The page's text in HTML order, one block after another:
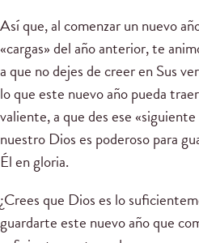
Así que, al comenzar un nuevo
«cargas» del año anterior, te
a que no dejes de creer en Sus
lo que este nuevo año pueda
valiente, a que des ese
nuestro Dios es poderoso para
Él en gloria.
¿Crees que Dios es lo
guardarte este nuevo año que